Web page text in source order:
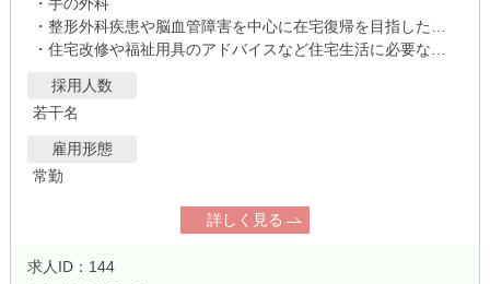
・整形外科疾患や脳血管障害を中心に在宅復帰を目指した作業療法業務全般
・住宅改修や福祉用具のアドバイスなど住宅生活に必要な支援業務全般
採用人数
若干名
雇用形態
常勤
詳しく見る
求人ID：144